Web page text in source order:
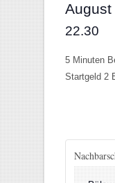
August
22.30
5 Minuten
Startgeld 2